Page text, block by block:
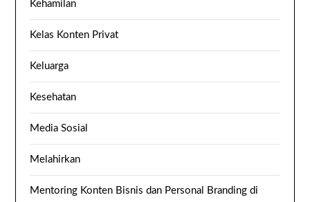
Kehamilan
Kelas Konten Privat
Keluarga
Kesehatan
Media Sosial
Melahirkan
Mentoring Konten Bisnis dan Personal Branding di